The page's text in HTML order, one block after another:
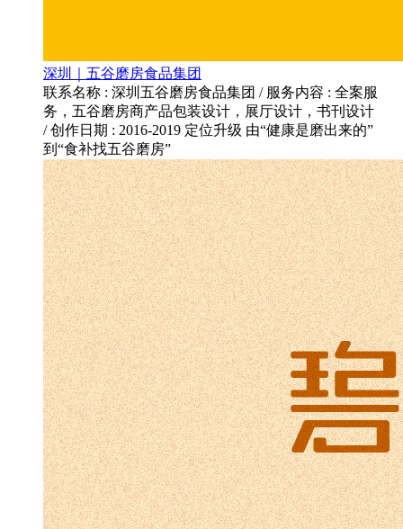
深圳｜五谷磨房食品集团
联系名称 : 深圳五谷磨房食品集团 / 服务内容 : 全案服
务，五谷磨房商产品包装设计，展厅设计，书刊设计
/ 创作日期 : 2016-2019 定位升级 由“健康是磨出来的”
到“食补找五谷磨房”